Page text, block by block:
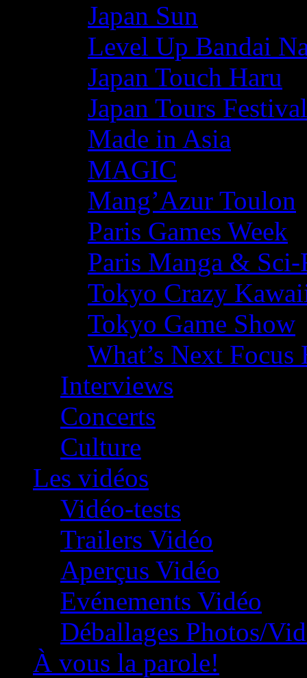
Japan Sun
Level Up Bandai
Japan Touch Haru
Japan Tours Festival
Made in Asia
MAGIC
Mang’Azur Toulon
Paris Games Week
Paris Manga &
Tokyo Crazy
Tokyo Game Show
What’s Next
Interviews
Concerts
Culture
Les vidéos
Vidéo-tests
Trailers Vidéo
Aperçus Vidéo
Evénements Vidéo
Déballages Photos/
À vous la parole!